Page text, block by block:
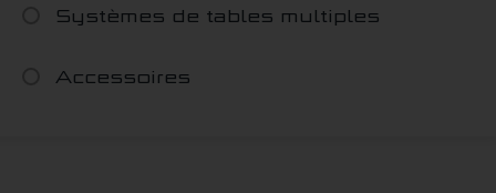
Systèmes de tables multiples
Accessoires